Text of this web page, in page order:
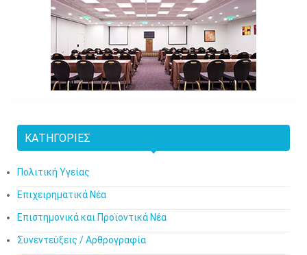
ΚΑΤΗΓΟΡΊΕΣ
Πολιτική Υγείας
Επιχειρηματικά Νέα
Επιστημονικά και Προϊοντικά Νέα
Συνεντεύξεις / Αρθρογραφία